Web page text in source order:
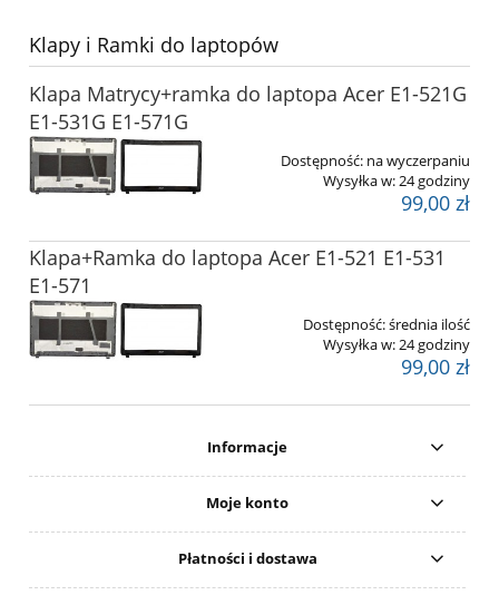
Klapy i Ramki do laptopów
Klapa Matrycy+ramka do laptopa Acer E1-521G
E1-531G E1-571G
Dostępność: na wyczerpaniu
Wysyłka w:24 godziny
99,00 zł
Klapa+Ramka do laptopa Acer E1-521 E1-531
E1-571
Dostępność:średnia ilość
Wysyłka w:24 godziny
99,00 zł
Informacje
Moje konto
Płatności i dostawa